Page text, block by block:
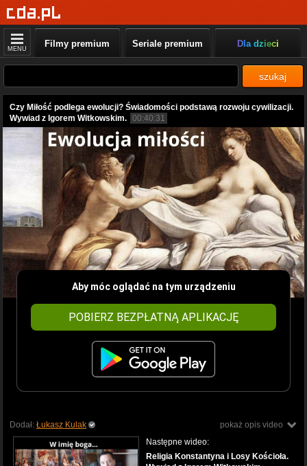
MENU Filmy premium Seriale premium Dla dzieci
szukaj
Czy Miłość podlega ewolucji? Świadomości podstawą rozwoju cywilizacji.
Wywiad z Igorem Witkowskim. 00:40:31
Aby móc oglądać na tym urządzeniu
POBIERZ BEZPŁATNĄ APLIKACJĘ
pokaż opis video
Dodał: Łukasz Kulak
Następne wideo:
Religia Konstantyna i Losy Kościoła.